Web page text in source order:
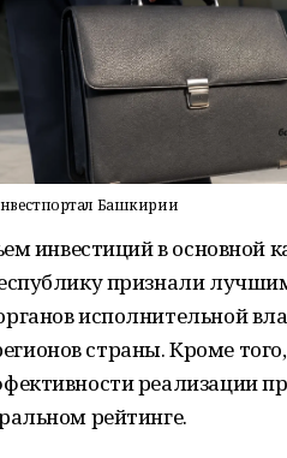
Башкирии
инвестиций в основной
признали
исполнительной
страны. Кроме
реализации
рейтинге.